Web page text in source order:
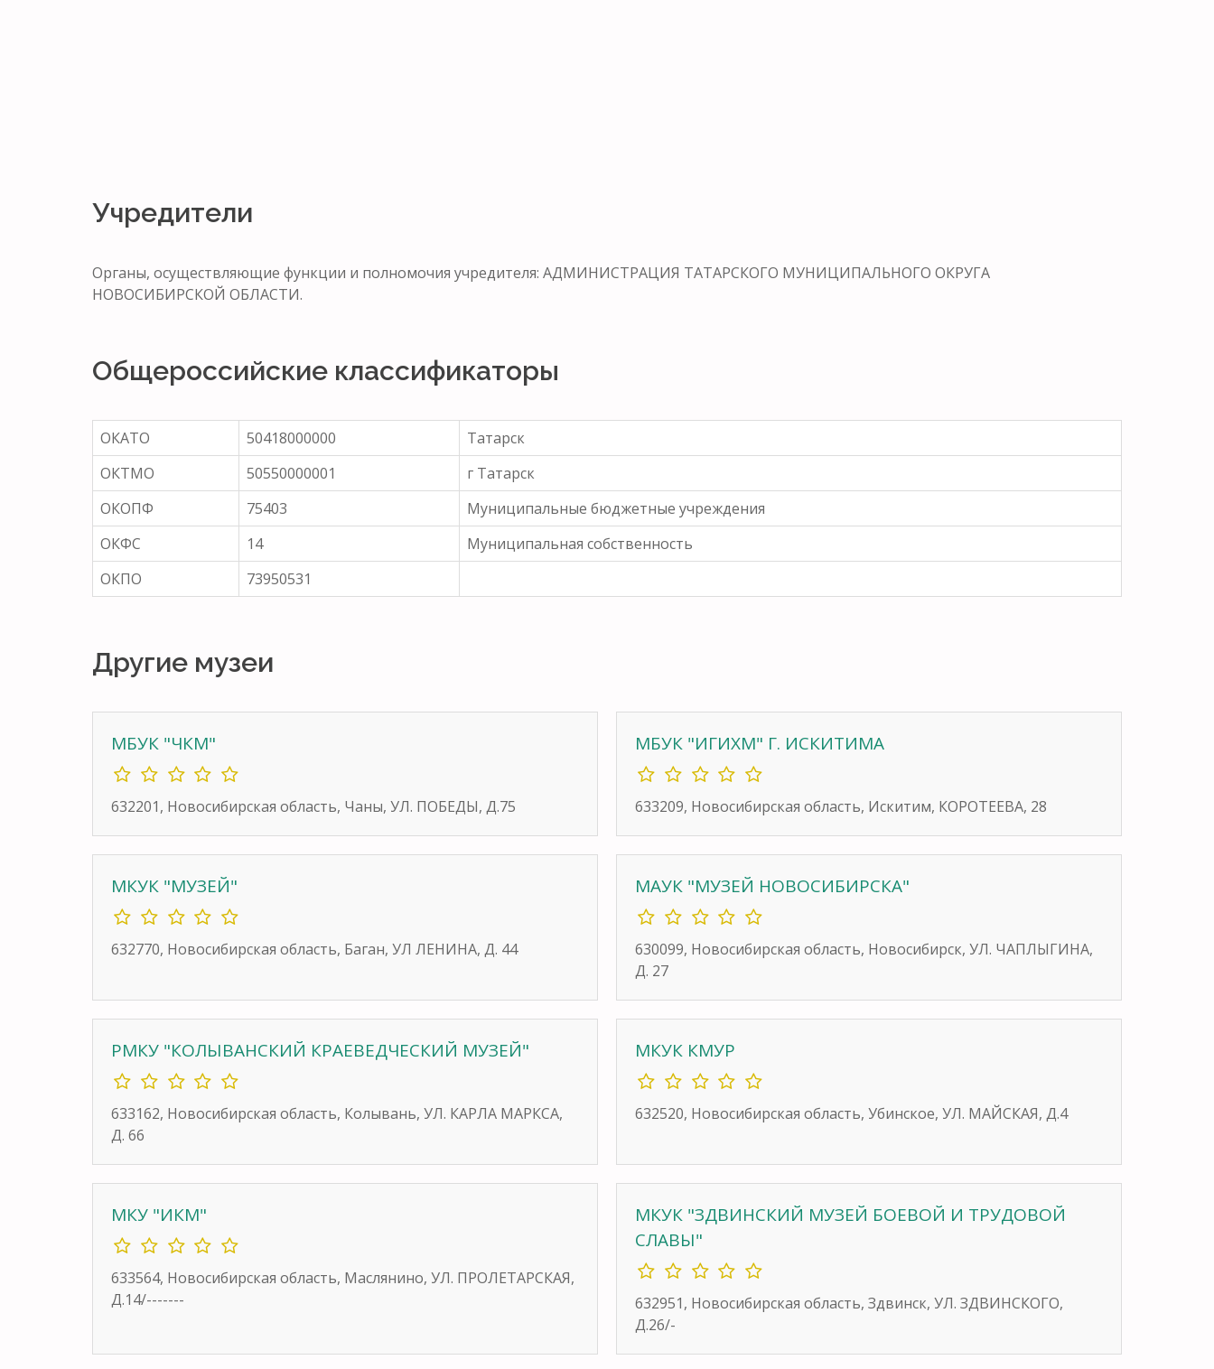
Учредители
Органы, осуществляющие функции и полномочия учредителя: АДМИНИСТРАЦИЯ ТАТАРСКОГО МУНИЦИПАЛЬНОГО ОКРУГА
НОВОСИБИРСКОЙ ОБЛАСТИ.
Общероссийские классификаторы
ОКАТО 50418000000
Татарск
ОКТМО
50550000001
г Татарск
ОКОПФ
75403
Муниципальные бюджетные учреждения
ОКФС
14
Муниципальная собственность
ОКПО
73950531
Другие музеи
МБУК "ЧКМ"
632201, Новосибирская область, Чаны, УЛ. ПОБЕДЫ, Д.75
МБУК "ИГИХМ" Г. ИСКИТИМА
633209, Новосибирская область, Искитим, КОРОТЕЕВА, 28
МКУК "МУЗЕЙ"
632770, Новосибирская область, Баган, УЛ ЛЕНИНА, Д. 44
МАУК "МУЗЕЙ НОВОСИБИРСКА"
630099, Новосибирская область, Новосибирск, УЛ. ЧАПЛЫГИНА,
Д. 27
РМКУ "КОЛЫВАНСКИЙ КРАЕВЕДЧЕСКИЙ МУЗЕЙ"
633162, Новосибирская область, Колывань, УЛ. КАРЛА МАРКСА,
Д. 66
МКУК КМУР
632520, Новосибирская область, Убинское, УЛ. МАЙСКАЯ, Д.4
МКУ "ИКМ"
633564, Новосибирская область, Маслянино, УЛ. ПРОЛЕТАРСКАЯ,
Д.14/-------
МКУК "ЗДВИНСКИЙ МУЗЕЙ БОЕВОЙ И ТРУДОВОЙ
СЛАВЫ"
632951, Новосибирская область, Здвинск, УЛ. ЗДВИНСКОГО,
Д.26/-